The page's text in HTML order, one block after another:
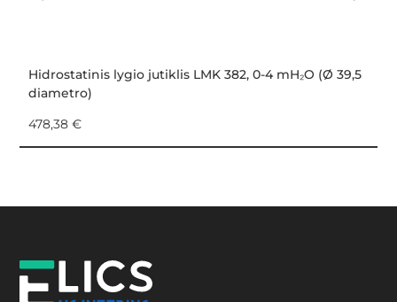
Hidrostatinis lygio jutiklis LMK 382, 0-4 mH₂O (Ø 39,5
diametro)
478,38€